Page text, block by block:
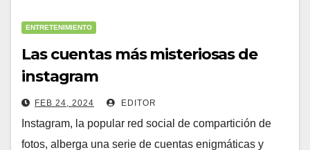
ENTRETENIMIENTO
Las cuentas más misteriosas de
instagram
FEB 24, 2024 EDITOR
Instagram, la popular red social de compartición de
fotos, alberga una serie de cuentas enigmáticas y